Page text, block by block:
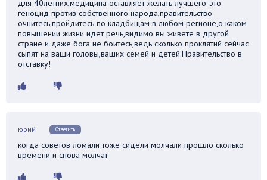
для 40летних,медицина оставляет желать лучшего-это
геноцид против собственного народа,правительство
очнитесь,пройдитесь по кладбищам в любом регионе,о каком
повышении жизни идет речь,видимо вы живете в другой
стране и даже бога не боитесь,ведь сколько проклятий сейчас
сыпят на ваши головы,ваших семей и детей.Правительство в
отставку!
юрий Ответить
когда советов ломали тоже сидели молчали прошло сколько
времени и снова молчат